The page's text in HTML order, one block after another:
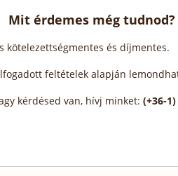
Mit érdemes még tudnod?
kötelezettségmentes és díjmentes.
feltételek alapján
kérdésed van, hívj minket: (+36-